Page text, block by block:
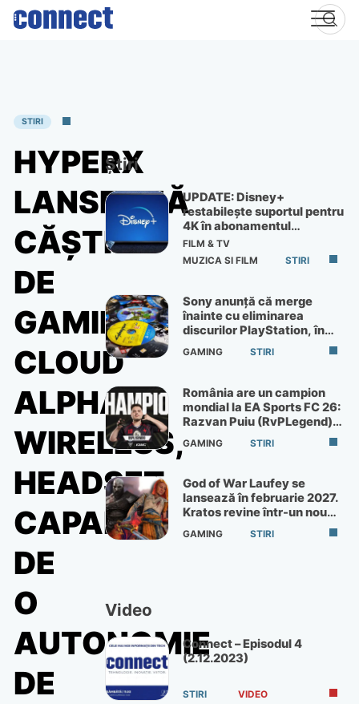
Skip
STIRI
HYPERX
LANSEAZĂ
CĂȘTILE
DE
GAMING
CLOUD
ALPHA
WIRELESS,
HEADSET
CAPABIL
DE
O
AUTONOMIE
DE
Știri
UPDATE: Disney+
restabilește suportul pentru
4K în abonamentul
Premium
FILM & TV
MUZICA SI FILM
STIRI
Sony anunță că merge
înainte cu eliminarea
discurilor PlayStation, în
ciuda protestelor
GAMING STIRI
România are un campion
mondial la EA Sports FC 26:
Razvan Puiu (RvPLegend)
câștigă turneul de la Paris
GAMING STIRI
God of War Laufey se
lansează în februarie 2027.
Kratos revine într-un nou
God of War
GAMING STIRI
Video
Connect – Episodul 4
(2.12.2023)
STIRI VIDEO